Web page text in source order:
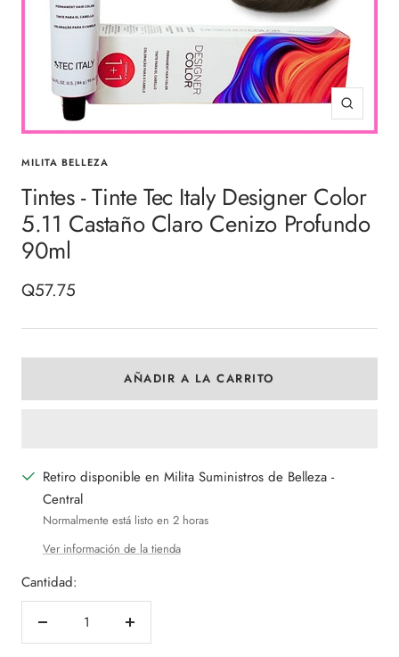
Zoom
MILITA BELLEZA
Tintes - Tinte Tec Italy Designer Color
5.11 Castaño Claro Cenizo Profundo
90ml
Precio
Q57.75
AÑADIR A LA CARRITO
Retiro disponible en Milita Suministros de Belleza -
Central
Normalmente está listo en 2 horas
Ver información de la tienda
Cantidad:
Decrecer
Aumentar